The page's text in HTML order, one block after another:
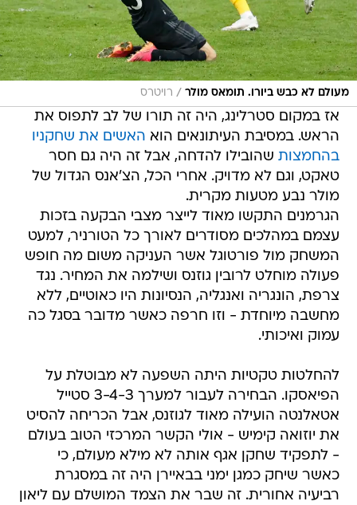
מעולם לא כבש ביורו. תומאס מולר / רויטרס
אז במקום סטרלינג, היה זה תורו של לב לתפוס את
הראש. במסיבת העיתונאים הוא האשים את שחקניו
בהחמצות שהובילו להדחה, אבל זה היה גם חסר
טאקט, וגם לא מדויק. אחרי הכל, הצ'אנס הגדול של
מולר נבע מטעות מקרית.
הגרמנים התקשו מאוד לייצר מצבי הבקעה בזכות
עצמם במהלכים מסודרים לאורך כל הטורניר, למעט
המשחק מול פורטוגל אשר העניקה משום מה חופש
פעולה מוחלט לרובין גוזנס ושילמה את המחיר. נגד
צרפת, הונגריה ואנגליה, הנסיונות היו כאוטיים, ללא
מחשבה מיוחדת - וזו חרפה כאשר מדובר בסגל כה
עמוק ואיכותי.
להחלטות טקטיות היתה השפעה לא מבוטלת על
הפיאסקו. הבחירה לעבור למערך 3-4-3 סטייל
אטאלנטה הועילה מאוד לגוזנס, אבל הכריחה להסיט
את יוזואה קימיש - אולי הקשר המרכזי הטוב בעולם
- לתפקיד שחקן אגף אותה לא מילא מעולם, כי
כאשר שיחק כמגן ימני בבאיירן היה זה במסגרת
רביעיה אחורית. זה שבר את הצמד המושלם עם ליאון